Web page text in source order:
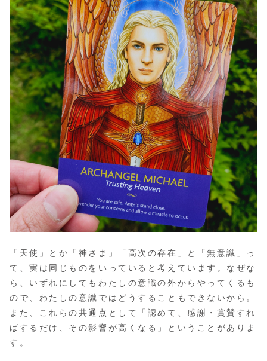
「天使」とか「神さま」「高次の存在」と「無意識」っ
て、実は同じものをいっていると考えています。なぜな
ら、いずれにしてもわたしの意識の外からやってくるも
ので、わたしの意識ではどうすることもできないから。
また、これらの共通点として「認めて、感謝・賞賛すれ
ばするだけ、その影響が高くなる」ということがありま
す。